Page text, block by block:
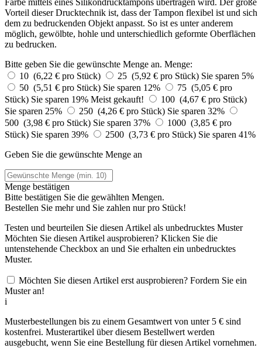
Vorteil dieser Drucktechnik ist, dass der Tampon flexibel ist und sich
dem zu bedruckenden Objekt anpasst. So ist es unter anderem
möglich, gewölbte, hohle und unterschiedlich geformte Oberflächen
zu bedrucken.
Bitte geben Sie die gewünschte Menge an. Menge:
10 (6,22 € pro Stück)
25 (5,92 € pro Stück) Sie sparen 5%
50 (5,51 € pro Stück) Sie sparen 12%
75 (5,05 € pro
Stück) Sie sparen 19% Meist gekauft!
100 (4,67 € pro Stück)
Sie sparen 25%
250 (4,26 € pro Stück) Sie sparen 32%
500 (3,98 € pro Stück) Sie sparen 37%
1000 (3,85 € pro
Stück) Sie sparen 39% 2500 (3,73 € pro Stück) Sie sparen 41%
Geben Sie die gewünschte Menge an
Menge bestätigen
Bitte bestätigen Sie die gewählten Mengen.
Bestellen Sie mehr und Sie zahlen nurpro Stück!
Testen und beurteilen Sie diesen Artikel als unbedrucktes Muster
Möchten Sie diesen Artikel ausprobieren? Klicken Sie die
untenstehende Checkbox an und Sie erhalten ein unbedrucktes
Muster.
Möchten Sie diesen Artikel erst ausprobieren? Fordern Sie ein
Muster an!
i
Musterbestellungen bis zu einem Gesamtwert von unter 5 € sind
kostenfrei. Musterartikel über diesem Bestellwert werden
ausgebucht, wenn Sie eine Bestellung für diesen Artikel vornehmen.